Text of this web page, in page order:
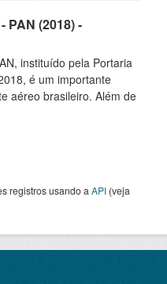
PAN (2018) -
instituído pela Portaria
é um importante
aéreo brasileiro. Além de
registros usando a API (veja